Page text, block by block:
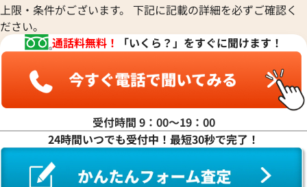
上限・条件がございます。 下記に記載の詳細を必ずご確認く
ださい。
通話料無料！
「いくら？」をすぐに聞けます！
受付時間 9：00〜19：00
24時間いつでも受付中！最短30秒で完了！